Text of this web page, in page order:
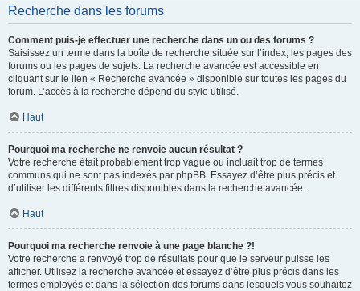
Recherche dans les forums
Comment puis-je effectuer une recherche dans un ou des forums ?
Saisissez un terme dans la boîte de recherche située sur l’index, les pages des
forums ou les pages de sujets. La recherche avancée est accessible en
cliquant sur le lien « Recherche avancée » disponible sur toutes les pages du
forum. L’accès à la recherche dépend du style utilisé.
Haut
Pourquoi ma recherche ne renvoie aucun résultat ?
Votre recherche était probablement trop vague ou incluait trop de termes
communs qui ne sont pas indexés par phpBB. Essayez d’être plus précis et
d’utiliser les différents filtres disponibles dans la recherche avancée.
Haut
Pourquoi ma recherche renvoie à une page blanche ?!
Votre recherche a renvoyé trop de résultats pour que le serveur puisse les
afficher. Utilisez la recherche avancée et essayez d’être plus précis dans les
termes employés et dans la sélection des forums dans lesquels vous souhaitez